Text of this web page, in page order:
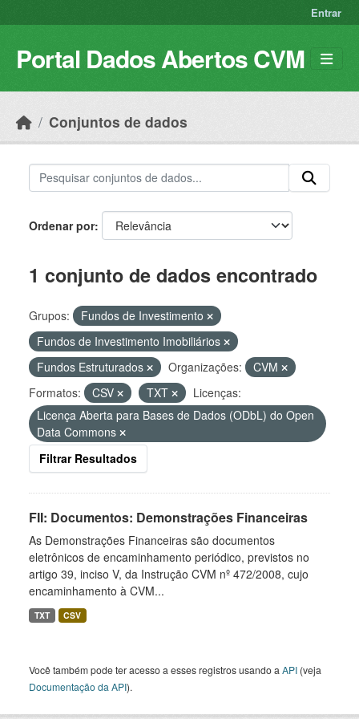
Entrar
Portal Dados Abertos CVM
Conjuntos de dados
Ordenar por
1 conjunto de dados encontrado
Grupos:
Fundos de Investimento
Fundos de Investimento Imobiliários
Fundos Estruturados
Organizações:
CVM
Formatos:
CSV TXT
Licenças:
Licença Aberta para Bases de Dados (ODbL) do Open
Data Commons
Filtrar Resultados
FII: Documentos: Demonstrações Financeiras
As Demonstrações Financeiras são documentos
eletrônicos de encaminhamento periódico, previstos no
artigo 39, inciso V, da Instrução CVM nº 472/2008, cujo
encaminhamento à CVM...
TXT CSV
Você também pode ter acesso a esses registros usando a API (veja
Documentação da API).